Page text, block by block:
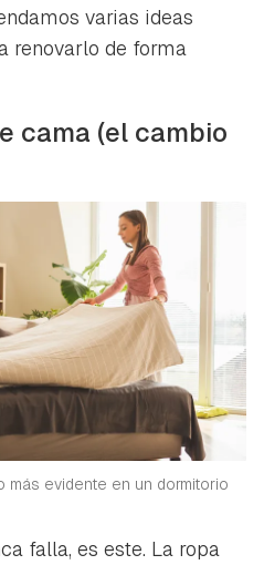
varias ideas
renovarlo de forma
cama (el cambio
más evidente en un dormitorio
falla, es este. La ropa